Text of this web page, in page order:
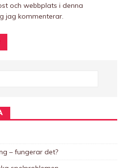
och webbplats i denna
jag kommenterar.
– fungerar det?